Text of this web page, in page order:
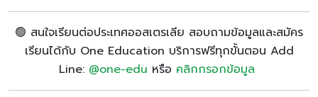
🟢 สนใจเรียนต่อประเทศออสเตรเลีย สอบถามข้อมูลและสมัคร
เรียนได้กับ One Education บริการฟรีทุกขั้นตอน Add
Line: @one-edu หรือ คลิกกรอกข้อมูล